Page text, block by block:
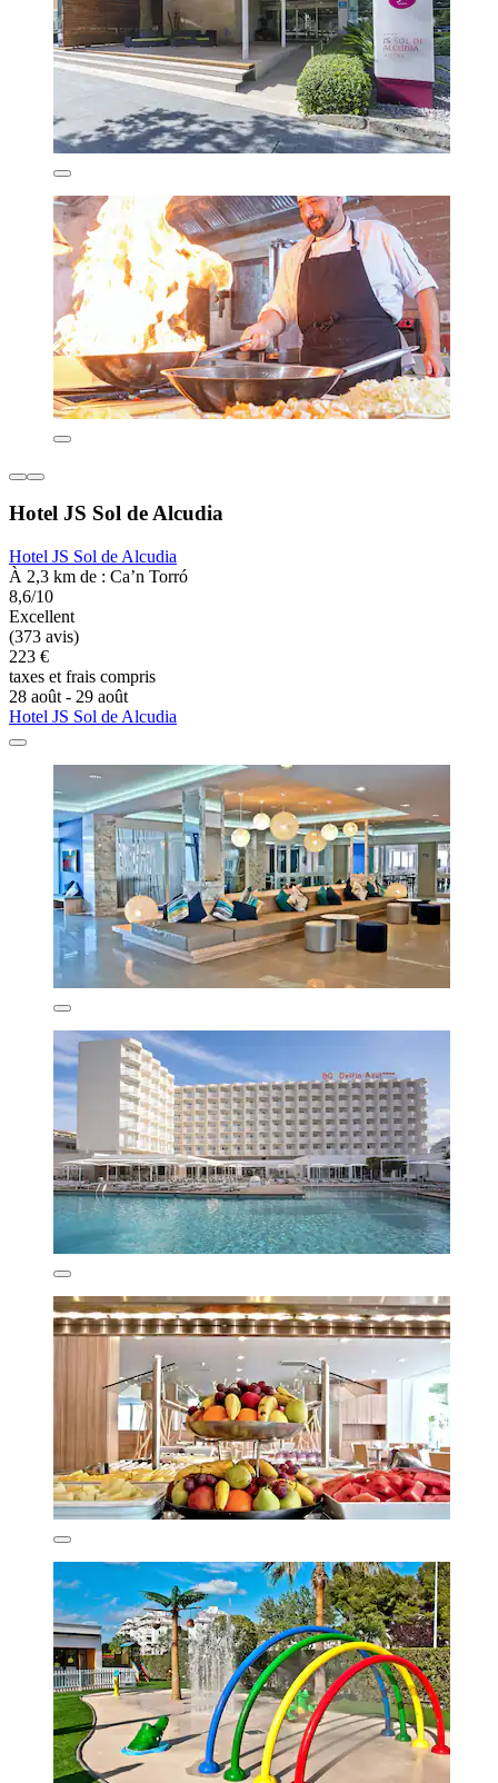
Hotel JS Sol de Alcudia
Hotel JS Sol de Alcudia
À 2,3 km de : Ca’n Torró
8,6/10
Excellent
(373 avis)
223 €
taxes et frais compris
28 août - 29 août
Hotel JS Sol de Alcudia